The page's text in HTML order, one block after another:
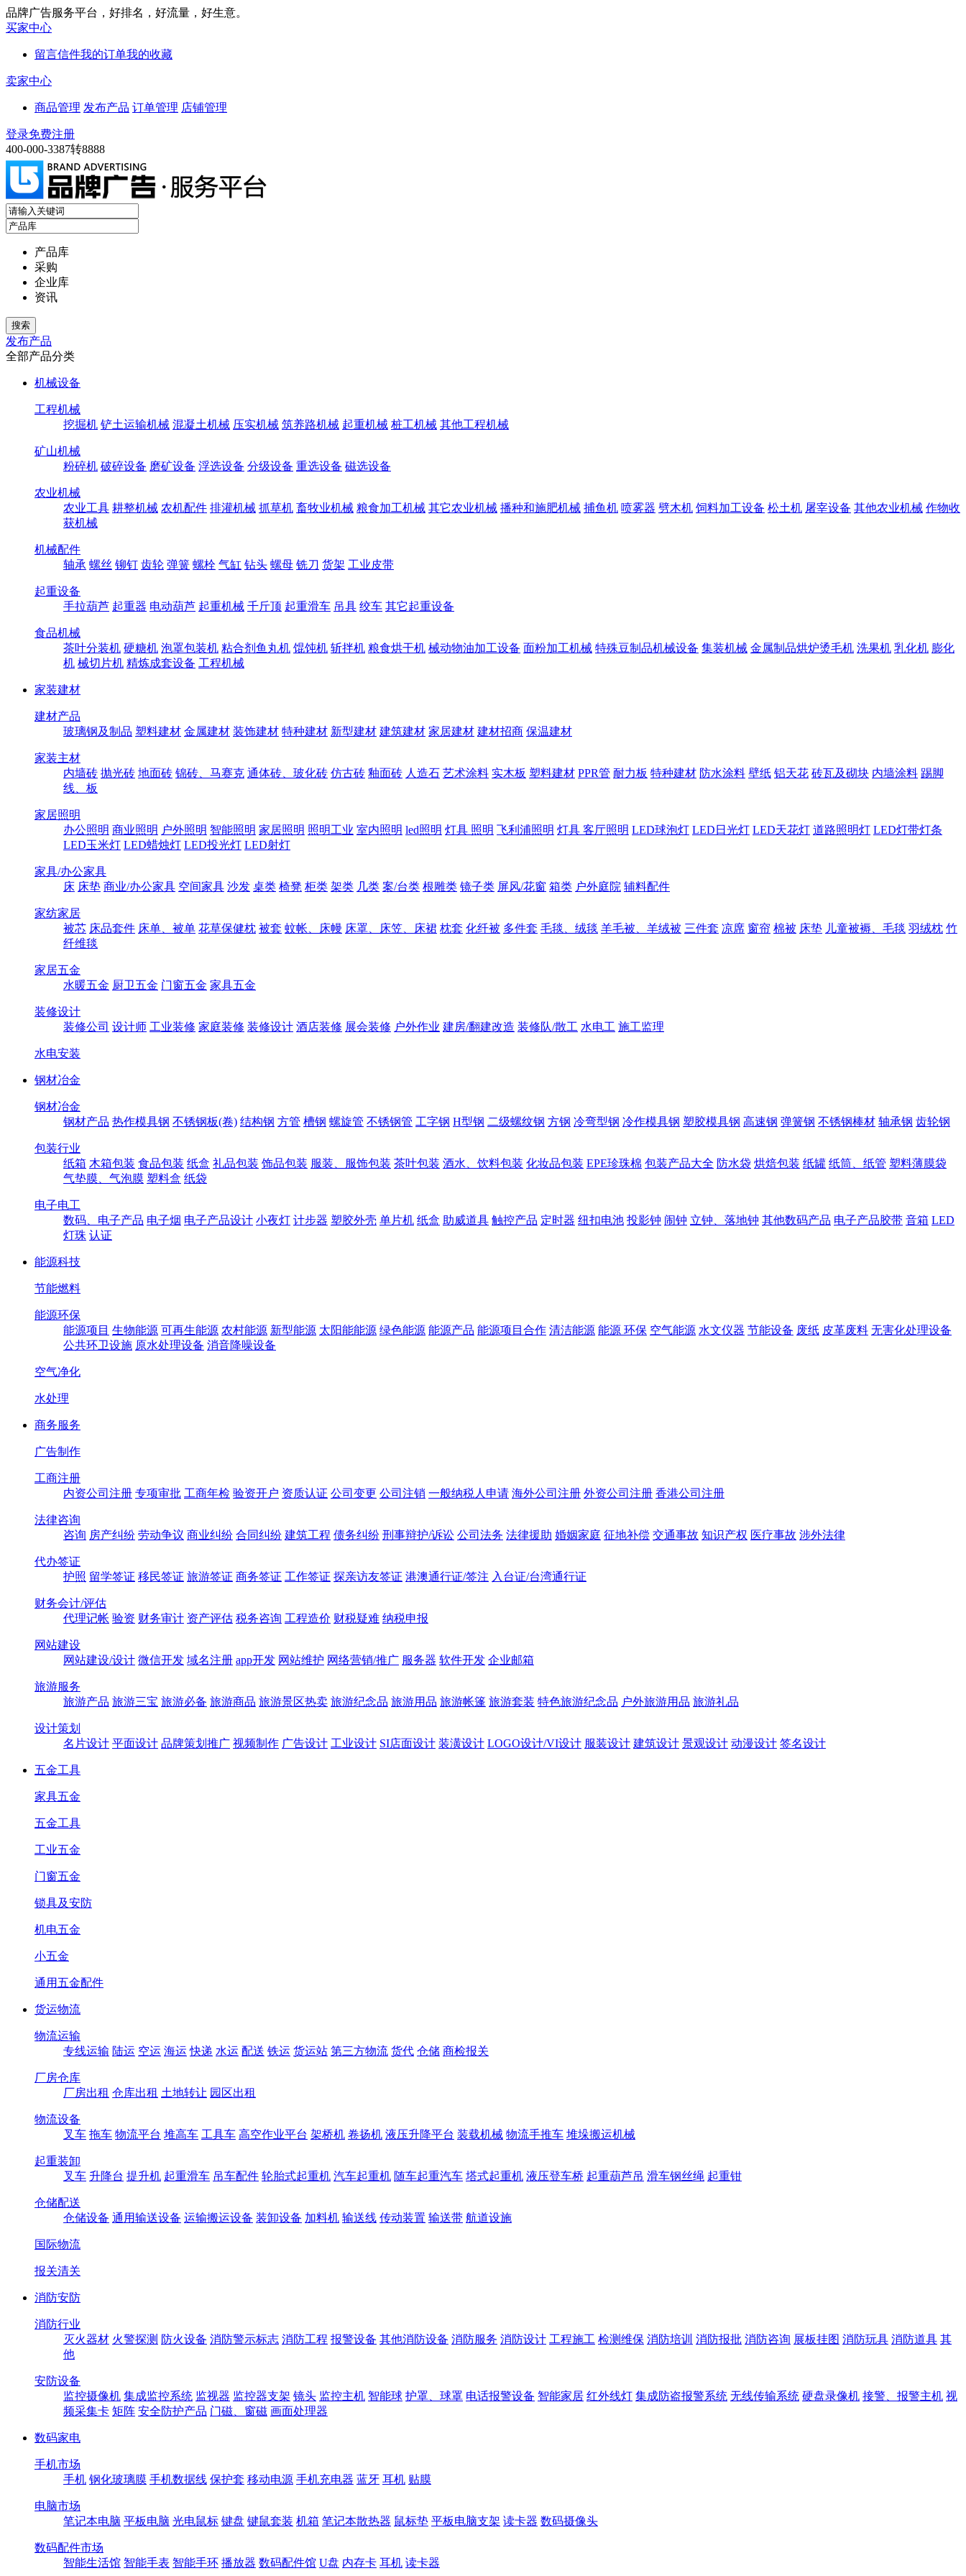
品牌广告服务平台，好排名，好流量，好生意。
买家中心
留言信件我的订单我的收藏
卖家中心
商品管理 发布产品 订单管理 店铺管理
登录免费注册
400-000-3387转8888
产品库
采购
企业库
资讯
发布产品
全部产品分类
机械设备
工程机械
挖掘机 铲土运输机械 混凝土机械 压实机械 筑养路机械 起重机械 桩工机械 其他工程机械
矿山机械
粉碎机 破碎设备 磨矿设备 浮选设备 分级设备 重选设备 磁选设备
农业机械
农业工具 耕整机械 农机配件 排灌机械 抓草机 畜牧业机械 粮食加工机械 其它农业机械 播种和施肥机械 捕鱼机 喷雾器 劈木机 饲料加工设备 松土机 屠宰设备 其他农业机械 作物收
获机械
机械配件
轴承 螺丝 铆钉 齿轮 弹簧 螺栓 气缸 钻头 螺母 铣刀 货架 工业皮带
起重设备
手拉葫芦 起重器 电动葫芦 起重机械 千斤顶 起重滑车 吊具 绞车 其它起重设备
食品机械
茶叶分装机 硬糖机 泡罩包装机 粘合剂鱼丸机 馄饨机 斩拌机 粮食烘干机 械动物油加工设备 面粉加工机械 特殊豆制品机械设备 集装机械 金属制品烘炉烫毛机 洗果机 乳化机 膨化
机 械切片机 精炼成套设备 工程机械
家装建材
建材产品
玻璃钢及制品 塑料建材 金属建材 装饰建材 特种建材 新型建材 建筑建材 家居建材 建材招商 保温建材
家装主材
内墙砖 抛光砖 地面砖 锦砖、马赛克 通体砖、玻化砖 仿古砖 釉面砖 人造石 艺术涂料 实木板 塑料建材 PPR管 耐力板 特种建材 防水涂料 壁纸 铝天花 砖瓦及砌块 内墙涂料 踢脚
线、板
家居照明
办公照明 商业照明 户外照明 智能照明 家居照明 照明工业 室内照明 led照明 灯具 照明 飞利浦照明 灯具 客厅照明 LED球泡灯 LED日光灯 LED天花灯 道路照明灯 LED灯带灯条
LED玉米灯 LED蜡烛灯 LED投光灯 LED射灯
家具/办公家具
床 床垫 商业/办公家具 空间家具 沙发 桌类 椅凳 柜类 架类 几类 案/台类 根雕类 镜子类 屏风/花窗 箱类 户外庭院 辅料配件
家纺家居
被芯 床品套件 床单、被单 花草保健枕 被套 蚊帐、床幔 床罩、床笠、床裙 枕套 化纤被 多件套 毛毯、绒毯 羊毛被、羊绒被 三件套 凉席 窗帘 棉被 床垫 儿童被褥、毛毯 羽绒枕 竹
纤维毯
家居五金
水暖五金 厨卫五金 门窗五金 家具五金
装修设计
装修公司 设计师 工业装修 家庭装修 装修设计 酒店装修 展会装修 户外作业 建房/翻建改造 装修队/散工 水电工 施工监理
水电安装
钢材冶金
钢材冶金
钢材产品 热作模具钢 不锈钢板(卷) 结构钢 方管 槽钢 螺旋管 不锈钢管 工字钢 H型钢 二级螺纹钢 方钢 冷弯型钢 冷作模具钢 塑胶模具钢 高速钢 弹簧钢 不锈钢棒材 轴承钢 齿轮钢
包装行业
纸箱 木箱包装 食品包装 纸盒 礼品包装 饰品包装 服装、服饰包装 茶叶包装 酒水、饮料包装 化妆品包装 EPE珍珠棉 包装产品大全 防水袋 烘焙包装 纸罐 纸筒、纸管 塑料薄膜袋
气垫膜、气泡膜 塑料盒 纸袋
电子电工
数码、电子产品 电子烟 电子产品设计 小夜灯 计步器 塑胶外壳 单片机 纸盒 助威道具 触控产品 定时器 纽扣电池 投影钟 闹钟 立钟、落地钟 其他数码产品 电子产品胶带 音箱 LED
灯珠 认证
能源科技
节能燃料
能源环保
能源项目 生物能源 可再生能源 农村能源 新型能源 太阳能能源 绿色能源 能源产品 能源项目合作 清洁能源 能源 环保 空气能源 水文仪器 节能设备 废纸 皮革废料 无害化处理设备
公共环卫设施 原水处理设备 消音降噪设备
空气净化
水处理
商务服务
广告制作
工商注册
内资公司注册 专项审批 工商年检 验资开户 资质认证 公司变更 公司注销 一般纳税人申请 海外公司注册 外资公司注册 香港公司注册
法律咨询
咨询 房产纠纷 劳动争议 商业纠纷 合同纠纷 建筑工程 债务纠纷 刑事辩护/诉讼 公司法务 法律援助 婚姻家庭 征地补偿 交通事故 知识产权 医疗事故 涉外法律
代办签证
护照 留学签证 移民签证 旅游签证 商务签证 工作签证 探亲访友签证 港澳通行证/签注 入台证/台湾通行证
财务会计/评估
代理记帐 验资 财务审计 资产评估 税务咨询 工程造价 财税疑难 纳税申报
网站建设
网站建设/设计 微信开发 域名注册 app开发 网站维护 网络营销/推广 服务器 软件开发 企业邮箱
旅游服务
旅游产品 旅游三宝 旅游必备 旅游商品 旅游景区热卖 旅游纪念品 旅游用品 旅游帐篷 旅游套装 特色旅游纪念品 户外旅游用品 旅游礼品
设计策划
名片设计 平面设计 品牌策划推广 视频制作 广告设计 工业设计 SI店面设计 装潢设计 LOGO设计/VI设计 服装设计 建筑设计 景观设计 动漫设计 签名设计
五金工具
家具五金
五金工具
工业五金
门窗五金
锁具及安防
机电五金
小五金
通用五金配件
货运物流
物流运输
专线运输 陆运 空运 海运 快递 水运 配送 铁运 货运站 第三方物流 货代 仓储 商检报关
厂房仓库
厂房出租 仓库出租 土地转让 园区出租
物流设备
叉车 拖车 物流平台 堆高车 工具车 高空作业平台 架桥机 卷扬机 液压升降平台 装载机械 物流手推车 堆垛搬运机械
起重装卸
叉车 升降台 提升机 起重滑车 吊车配件 轮胎式起重机 汽车起重机 随车起重汽车 塔式起重机 液压登车桥 起重葫芦吊 滑车钢丝绳 起重钳
仓储配送
仓储设备 通用输送设备 运输搬运设备 装卸设备 加料机 输送线 传动装置 输送带 航道设施
国际物流
报关清关
消防安防
消防行业
灭火器材 火警探测 防火设备 消防警示标志 消防工程 报警设备 其他消防设备 消防服务 消防设计 工程施工 检测维保 消防培训 消防报批 消防咨询 展板挂图 消防玩具 消防道具 其
他
安防设备
监控摄像机 集成监控系统 监视器 监控器支架 镜头 监控主机 智能球 护罩、球罩 电话报警设备 智能家居 红外线灯 集成防盗报警系统 无线传输系统 硬盘录像机 接警、报警主机 视
频采集卡 矩阵 安全防护产品 门磁、窗磁 画面处理器
数码家电
手机市场
手机 钢化玻璃膜 手机数据线 保护套 移动电源 手机充电器 蓝牙 耳机 贴膜
电脑市场
笔记本电脑 平板电脑 光电鼠标 键盘 键鼠套装 机箱 笔记本散热器 鼠标垫 平板电脑支架 读卡器 数码摄像头
数码配件市场
智能生活馆 智能手表 智能手环 播放器 数码配件馆 U盘 内存卡 耳机 读卡器